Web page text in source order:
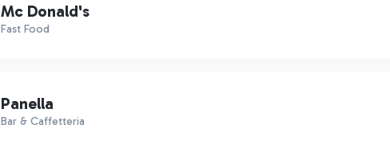
Mc Donald's
Fast Food
Panella
Bar & Caffetteria